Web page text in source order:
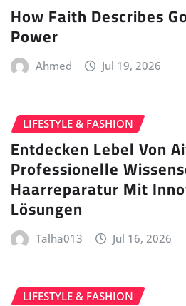
How Faith Describes
Power
Ahmed Jul 19, 2026
LIFESTYLE & FASHION
Entdecken Lebel Von
Professionelle
Haarreparatur Mit
Lösungen
Talha013 Jul 16, 2026
LIFESTYLE & FASHION